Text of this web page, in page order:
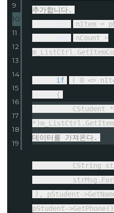
9
10
11
12
13
14
15
16
17
18
19
추가합니다.
nItem =
nCount =
if
( 0 <=
{
CStudent
데이터를 가져온다.
CString
), pStudent-
pStudent-